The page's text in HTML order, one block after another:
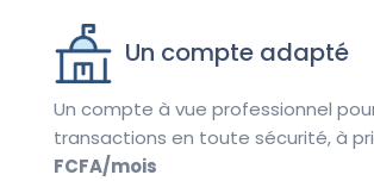
Un compte adapté
Un compte à vue professionnel
transactions en toute sécurité, à
FCFA/mois